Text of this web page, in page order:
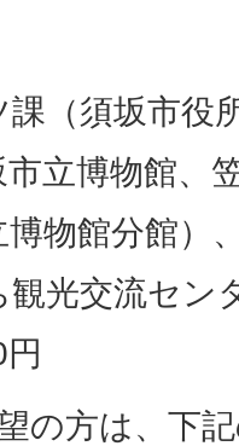
（須坂市役
立博物館、
博物館分館）
観光交流セン
の方は、下